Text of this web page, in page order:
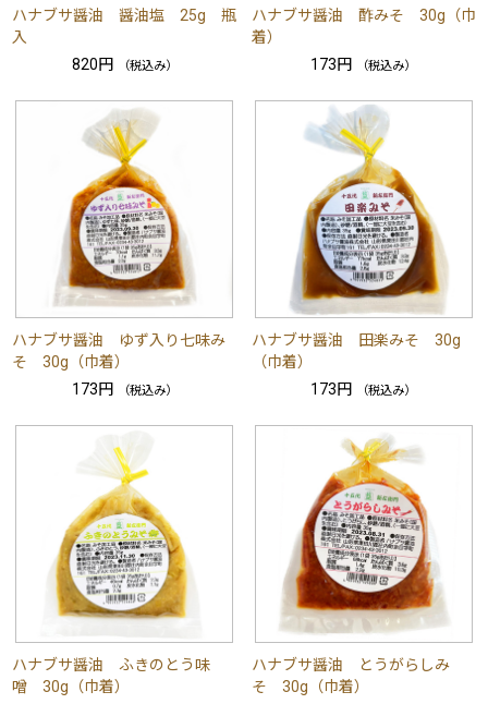
ハナブサ醤油 醤油塩 25g 瓶
入
820円
（税込み）
ハナブサ醤油 酢みそ 30g（巾
着）
173円
（税込み）
ハナブサ醤油 ゆず入り七味み
そ 30g（巾着）
173円
（税込み）
ハナブサ醤油 田楽みそ 30g
（巾着）
173円
（税込み）
ハナブサ醤油 ふきのとう味
噌 30g（巾着）
ハナブサ醤油 とうがらしみ
そ 30g（巾着）